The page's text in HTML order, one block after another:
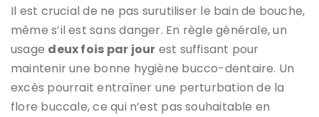
Il est crucial de ne pas surutiliser le bain de bouche,
même s’il est sans danger. En règle générale, un
usage deux fois par jour est suffisant pour
maintenir une bonne hygiène bucco-dentaire. Un
excès pourrait entraîner une perturbation de la
flore buccale, ce qui n’est pas souhaitable en